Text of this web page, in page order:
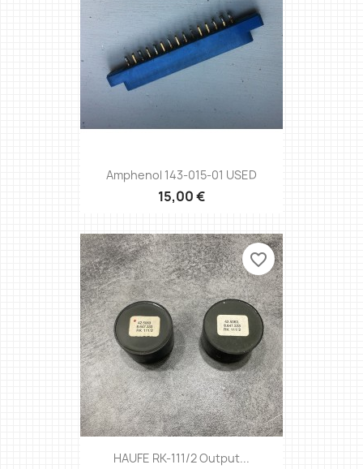
Amphenol 143-015-01 USED
15,00 €
HAUFE RK-111/2 Output...
favorite_border